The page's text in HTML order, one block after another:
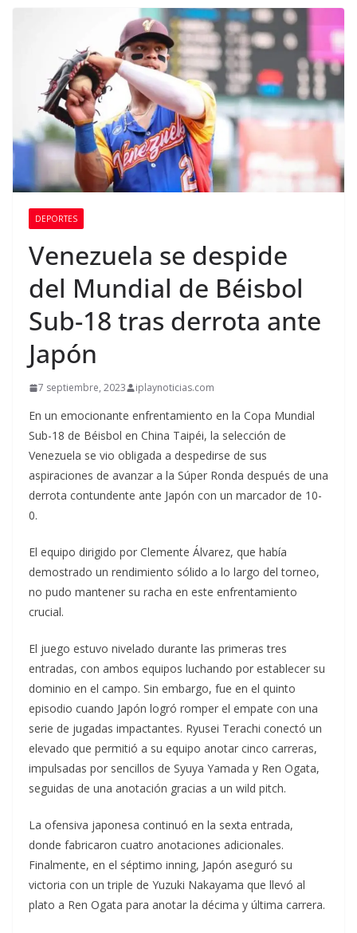
DEPORTES
Venezuela se despide
del Mundial de Béisbol
Sub-18 tras derrota ante
Japón
7 septiembre, 2023 iplaynoticias.com
En un emocionante enfrentamiento en la Copa Mundial
Sub-18 de Béisbol en China Taipéi, la selección de
Venezuela se vio obligada a despedirse de sus
aspiraciones de avanzar a la Súper Ronda después de una
derrota contundente ante Japón con un marcador de 10-
0.
El equipo dirigido por Clemente Álvarez, que había
demostrado un rendimiento sólido a lo largo del torneo,
no pudo mantener su racha en este enfrentamiento
crucial.
El juego estuvo nivelado durante las primeras tres
entradas, con ambos equipos luchando por establecer su
dominio en el campo. Sin embargo, fue en el quinto
episodio cuando Japón logró romper el empate con una
serie de jugadas impactantes. Ryusei Terachi conectó un
elevado que permitió a su equipo anotar cinco carreras,
impulsadas por sencillos de Syuya Yamada y Ren Ogata,
seguidas de una anotación gracias a un wild pitch.
La ofensiva japonesa continuó en la sexta entrada,
donde fabricaron cuatro anotaciones adicionales.
Finalmente, en el séptimo inning, Japón aseguró su
victoria con un triple de Yuzuki Nakayama que llevó al
plato a Ren Ogata para anotar la décima y última carrera.